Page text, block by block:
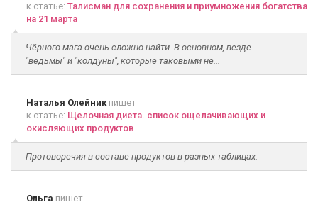
к статье: Талисман для сохранения и приумножения богатства
на 21 марта
Чёрного мага очень сложно найти. В основном, везде
"ведьмы" и "колдуны", которые таковыми не...
Наталья Олейникпишет
к статье: Щелочная диета. список ощелачивающих и
окисляющих продуктов
Протоворечия в составе продуктов в разных таблицах.
Ольга пишет